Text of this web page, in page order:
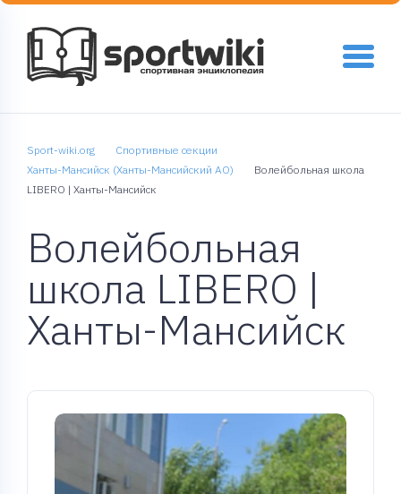
Sport-wiki.org
Спортивные секции
Ханты-Мансийск (Ханты-Мансийский АО)
Волейбольная школа
LIBERO | Ханты-Мансийск
Волейбольная
школа LIBERO |
Ханты-Мансийск